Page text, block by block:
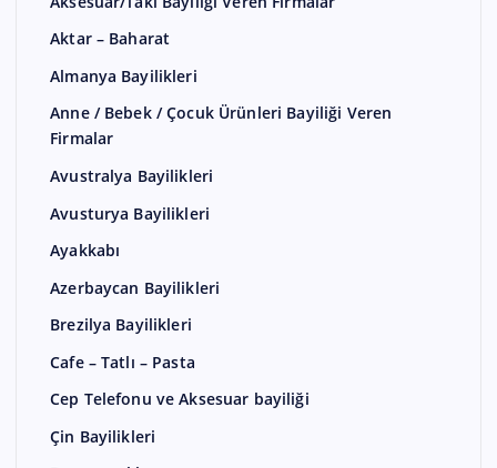
Aktar – Baharat
Almanya Bayilikleri
Anne / Bebek / Çocuk Ürünleri Bayiliği Veren
Firmalar
Avustralya Bayilikleri
Avusturya Bayilikleri
Ayakkabı
Azerbaycan Bayilikleri
Brezilya Bayilikleri
Cafe – Tatlı – Pasta
Cep Telefonu ve Aksesuar bayiliği
Çin Bayilikleri